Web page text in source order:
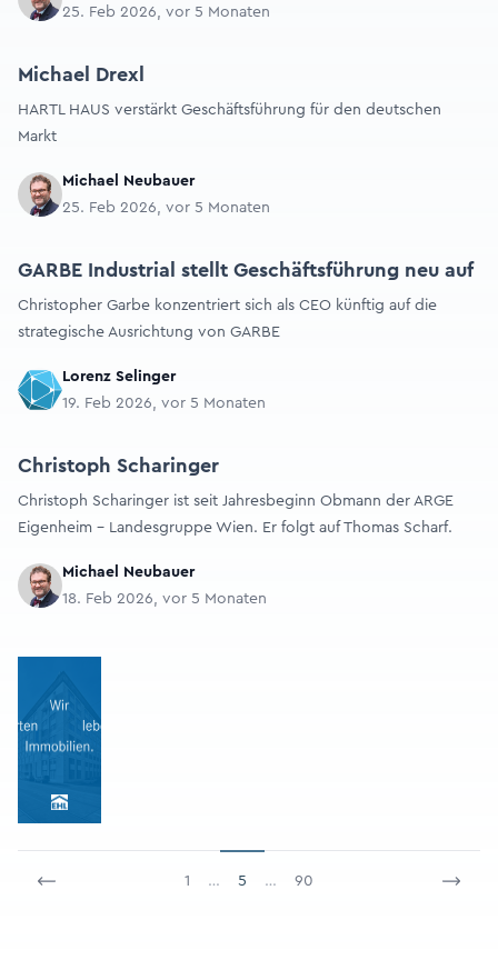
25. Feb 2026, vor 5 Monaten
Michael Drexl
HARTL HAUS verstärkt Geschäftsführung für den deutschen
Markt
Michael Neubauer
25. Feb 2026, vor 5 Monaten
GARBE Industrial stellt Geschäftsführung neu auf
Christopher Garbe konzentriert sich als CEO künftig auf die
strategische Ausrichtung von GARBE
Lorenz Selinger
19. Feb 2026, vor 5 Monaten
Christoph Scharinger
Christoph Scharinger ist seit Jahresbeginn Obmann der ARGE
Eigenheim – Landesgruppe Wien. Er folgt auf Thomas Scharf.
Michael Neubauer
18. Feb 2026, vor 5 Monaten
1 … 5 … 90